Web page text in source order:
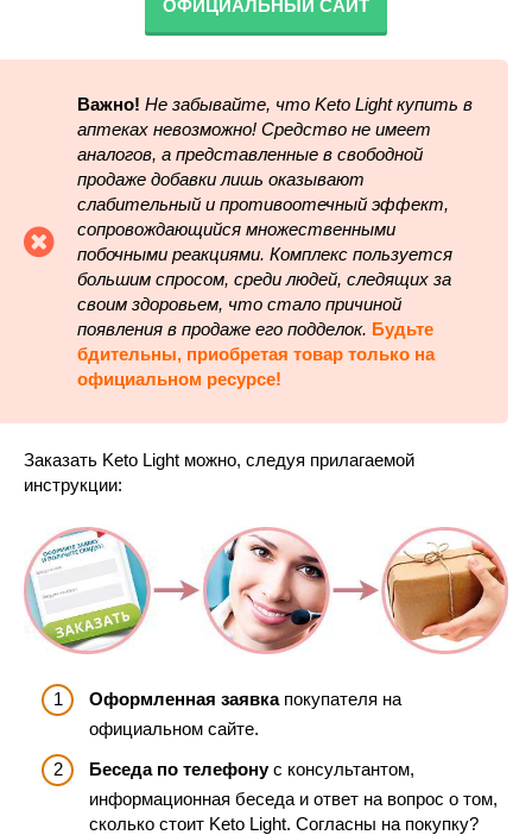
ОФИЦИАЛЬНЫЙ САЙТ
Важно! Не забывайте, что Keto Light купить в
аптеках невозможно! Средство не имеет
аналогов, а представленные в свободной
продаже добавки лишь оказывают
слабительный и противоотечный эффект,
сопровождающийся множественными
побочными реакциями. Комплекс пользуется
большим спросом, среди людей, следящих за
своим здоровьем, что стало причиной
появления в продаже его подделок. Будьте
бдительны, приобретая товар только на
официальном ресурсе!
Заказать Keto Light можно, следуя прилагаемой
инструкции:
Оформленная заявкапокупателя на
официальном сайте.
Беседа по телефонус консультантом,
информационная беседа и ответ на вопрос о том,
сколько стоит Keto Light. Согласны на покупку?